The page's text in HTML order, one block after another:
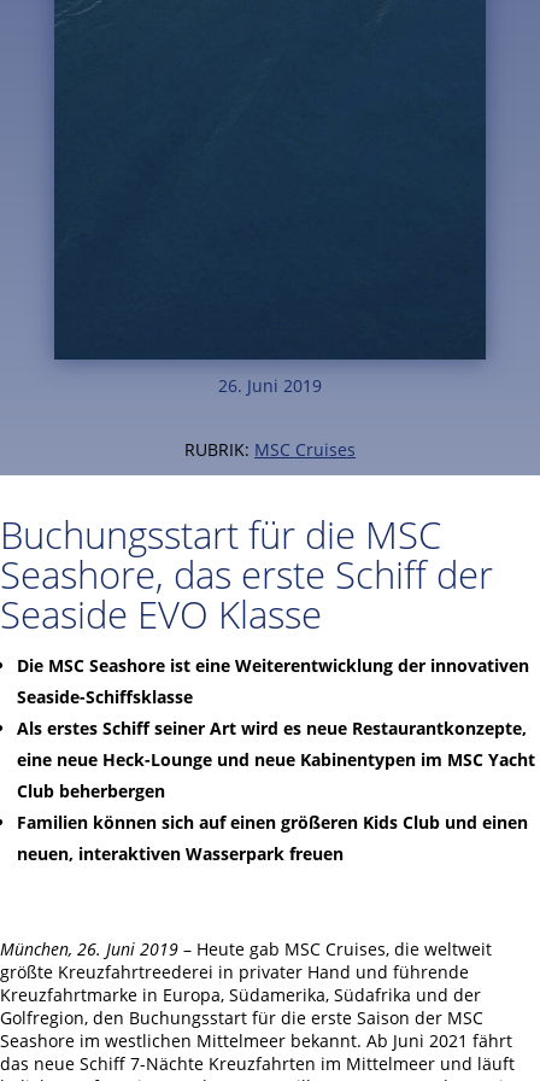
26. Juni 2019
RUBRIK: MSC Cruises
Buchungsstart für die MSC
Seashore, das erste Schiff der
Seaside EVO Klasse
Die MSC Seashore ist eine Weiterentwicklung der innovativen
Seaside-Schiffsklasse
Als erstes Schiff seiner Art wird es neue Restaurantkonzepte,
eine neue Heck-Lounge und neue Kabinentypen im MSC Yacht
Club beherbergen
Familien können sich auf einen größeren Kids Club und einen
neuen, interaktiven Wasserpark freuen
München, 26. Juni 2019 – Heute gab MSC Cruises, die weltweit
größte Kreuzfahrtreederei in privater Hand und führende
Kreuzfahrtmarke in Europa, Südamerika, Südafrika und der
Golfregion, den Buchungsstart für die erste Saison der MSC
Seashore im westlichen Mittelmeer bekannt. Ab Juni 2021 fährt
das neue Schiff 7-Nächte Kreuzfahrten im Mittelmeer und läuft